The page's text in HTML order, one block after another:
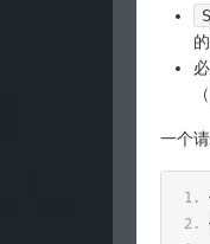
（
一个